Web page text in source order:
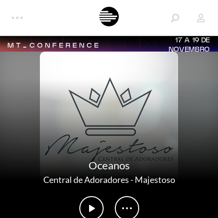
17 A 19 DE
NOVEMBRO
Oceanos
Central de Adoradores-Majestoso